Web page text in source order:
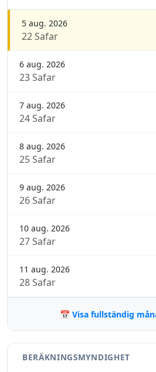
5 aug. 2026
22 Safar
6 aug. 2026
23 Safar
7 aug. 2026
24 Safar
8 aug. 2026
25 Safar
9 aug. 2026
26 Safar
10 aug. 2026
27 Safar
11 aug. 2026
28 Safar
📅 Visa fullständig
BERÄKNINGSMYNDIGHET